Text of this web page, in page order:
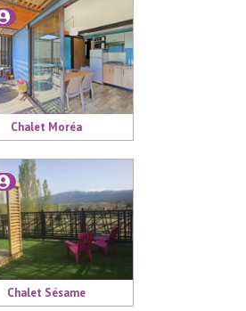
Chalet Moréa
Chalet Sésame